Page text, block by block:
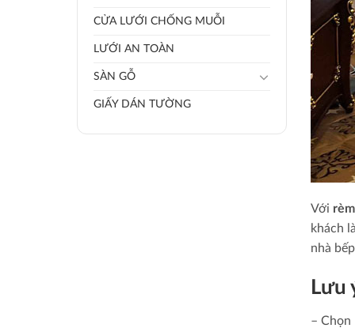
CỬA LƯỚI CHỐNG MUỖI
LƯỚI AN TOÀN
SÀN GỖ
GIẤY DÁN TƯỜNG
Với
khách
nhà
Lưu
– Chọn